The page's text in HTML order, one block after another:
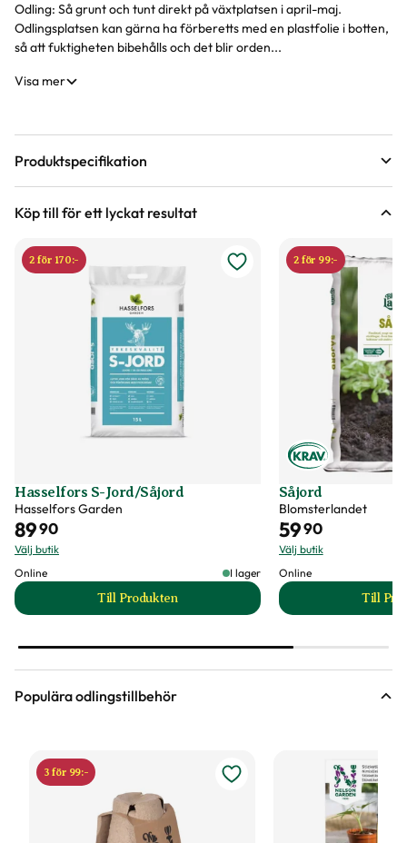
Odling: Så grunt och tunt direkt på växtplatsen i april-maj.
Odlingsplatsen kan gärna ha förberetts med en plastfolie i botten,
så att fuktigheten bibehålls och det blir orden...
Visa mer
Produktspecifikation
Bladfärg Grön
Antal i påsen
Weibulls
260739
Köp till för ett lyckat resultat
2 för 170:-
Hasselfors S-Jord/Såjord
Hasselfors Garden
8990
Välj butik
Online
I lager
Till Produkten
till Hasselfors S-Jord/Såjord produktsida
2 för 99:-
Såjord
Blomsterlandet
5990
Välj butik
Online
Till
Populära odlingstillbehör
3 för 99:-